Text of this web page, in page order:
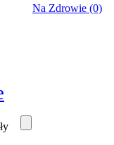
Na Zdrowie (0)